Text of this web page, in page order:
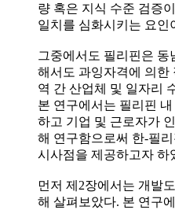
량 혹은 지식 수준 검증
일치를 심화시키는 요인
그중에서도 필리핀은 동
해서도 과잉자격에 의한
역 간 산업체 및 일자리
본 연구에서는 필리핀
하고 기업 및 근로자가
해 연구함으로써 한-필
시사점을 제공하고자 하
먼저 제2장에서는 개발
해 살펴보았다. 본 연구